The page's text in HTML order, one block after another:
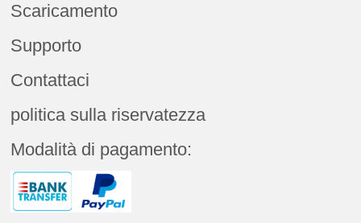
Scaricamento
Supporto
Contattaci
politica sulla riservatezza
Modalità di pagamento: